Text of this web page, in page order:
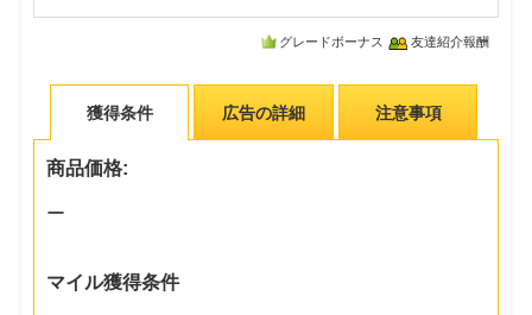
グレードボーナス 友達紹介報酬
獲得条件 広告の詳細 注意事項
商品価格:
ー
マイル獲得条件